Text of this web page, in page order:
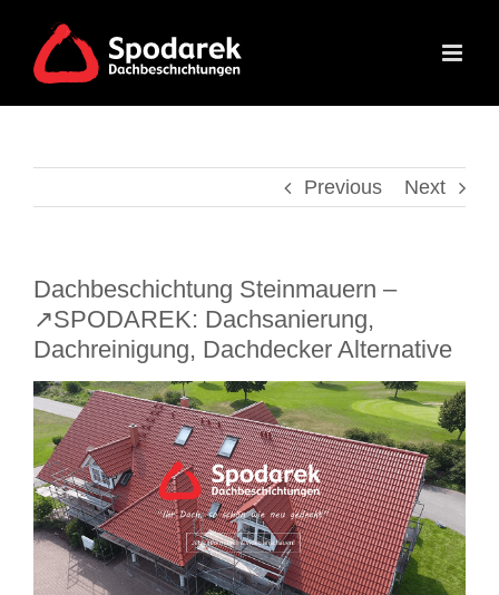
content
Previous Next
Dachbeschichtung Steinmauern –
↗️SPODAREK: Dachsanierung,
Dachreinigung, Dachdecker Alternative